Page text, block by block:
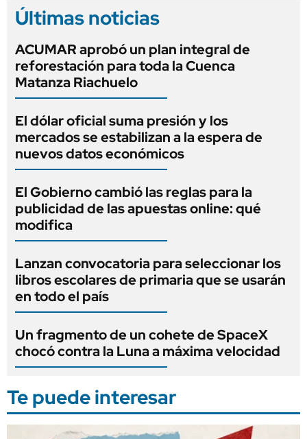
Últimas noticias
ACUMAR aprobó un plan integral de
reforestación para toda la Cuenca
Matanza Riachuelo
El dólar oficial suma presión y los
mercados se estabilizan a la espera de
nuevos datos económicos
El Gobierno cambió las reglas para la
publicidad de las apuestas online: qué
modifica
Lanzan convocatoria para seleccionar los
libros escolares de primaria que se usarán
en todo el país
Un fragmento de un cohete de SpaceX
chocó contra la Luna a máxima velocidad
Te puede interesar